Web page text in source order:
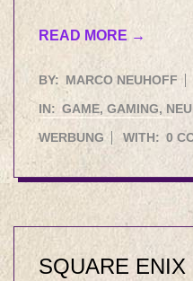
READ MORE →
2026-
02-
05
BY: MARCO NEUHOFF
IN: GAME,GAMING,
WERBUNG WITH: 0
SQUARE ENIX